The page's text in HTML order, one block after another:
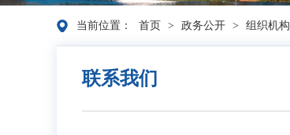
当前位置： 首页 > 政务公开 > 组织机构
联系我们